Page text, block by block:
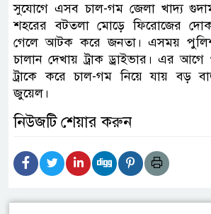
সুযোগে এসব চাল-গম জেলা খাদ্য
শহরের বটতলা মোড়ে ফিরোজের
গেলে আটক করে জনতা। এসময়
চালান দেখায় ট্রাক ড্রাইভার। এর
ট্রাকে করে চাল-গম নিয়ে যায় বড়
জুয়েল।
নিউজটি শেয়ার করুন